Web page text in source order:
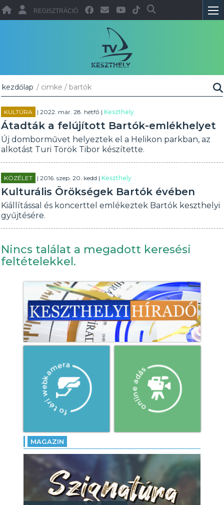
REGISZTRÁCIÓ
kezdőlap / cimke / bartók
KULTÚRA | 2022. már. 28. hétfő |Keszthely
Átadták a felújított Bartók-emlékhelyet
Új domborművet helyeztek el a Helikon parkban, az
alkotást Turi Török Tibor készítette.
KÖZÉLET | 2016. szep. 20. kedd |Keszthely
Kulturális Örökségek Bartók évében
Kiállítással és koncerttel emlékeztek Bartók keszthelyi
gyűjtésére.
Nincs találat a megadott keresési
feltételekkel.
MAGAZIN